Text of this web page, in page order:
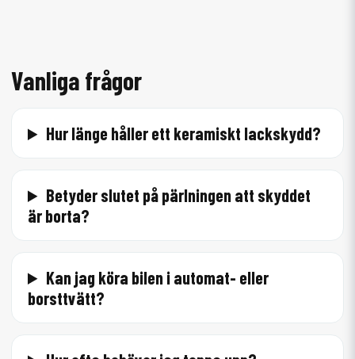
Vanliga frågor
Hur länge håller ett keramiskt lackskydd?
Betyder slutet på pärlningen att skyddet
är borta?
Kan jag köra bilen i automat- eller
borsttvätt?